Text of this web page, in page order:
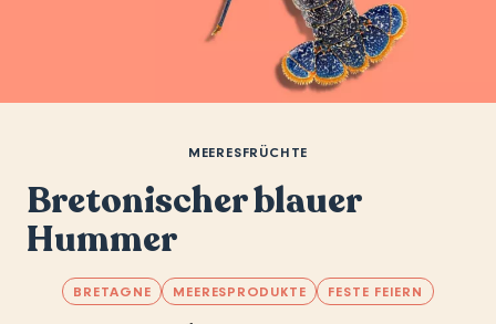
MEERESFRÜCHTE
Bretonischer blauer
Hummer
BRETAGNE MEERESPRODUKTE FESTE FEIERN